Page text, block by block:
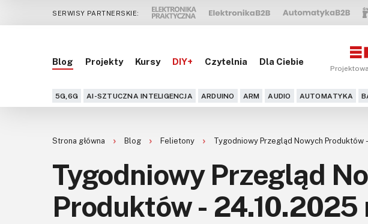
SERWISY PARTNERSKIE:
Blog Projekty Kursy DIY+ Czytelnia Dla Ciebie
5G,6G AI-SZTUCZNA INTELIGENCJA ARDUINO ARM AUDIO AUTOMATYKA
Strona główna Blog Felietony Tygodniowy Przegląd Nowych Produktów
Tygodniowy Przegląd
Produktów - 24.10.2025